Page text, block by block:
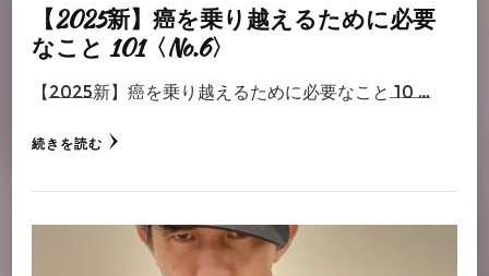
【2025新】癌を乗り越えるために必要
なこと 101〈No.6〉
【2025新】癌を乗り越えるために必要なこと 10 …
続きを読む